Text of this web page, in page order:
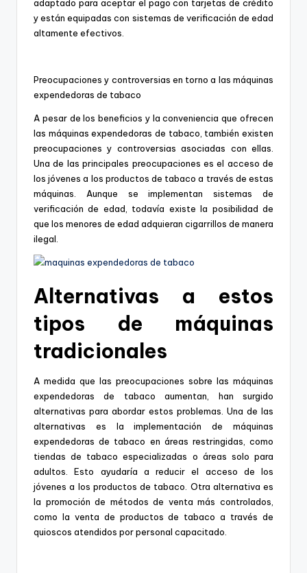
adaptado para aceptar el pago con tarjetas de crédito
y están equipadas con sistemas de verificación de edad
altamente efectivos.
Preocupaciones y controversias en torno a las máquinas
expendedoras de tabaco
A pesar de los beneficios y la conveniencia que ofrecen
las máquinas expendedoras de tabaco, también existen
preocupaciones y controversias asociadas con ellas.
Una de las principales preocupaciones es el acceso de
los jóvenes a los productos de tabaco a través de estas
máquinas. Aunque se implementan sistemas de
verificación de edad, todavía existe la posibilidad de
que los menores de edad adquieran cigarrillos de manera
ilegal.
Alternativas a estos
tipos de máquinas
tradicionales
A medida que las preocupaciones sobre las máquinas
expendedoras de tabaco aumentan, han surgido
alternativas para abordar estos problemas. Una de las
alternativas es la implementación de máquinas
expendedoras de tabaco en áreas restringidas, como
tiendas de tabaco especializadas o áreas solo para
adultos. Esto ayudaría a reducir el acceso de los
jóvenes a los productos de tabaco. Otra alternativa es
la promoción de métodos de venta más controlados,
como la venta de productos de tabaco a través de
quioscos atendidos por personal capacitado.